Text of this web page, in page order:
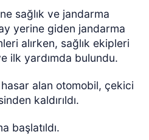
sağlık ve jandarma
yerine giden jandarma
alırken, sağlık ekipleri
ilk yardımda bulundu.
alan otomobil, çekici
kaldırıldı.
başlatıldı.